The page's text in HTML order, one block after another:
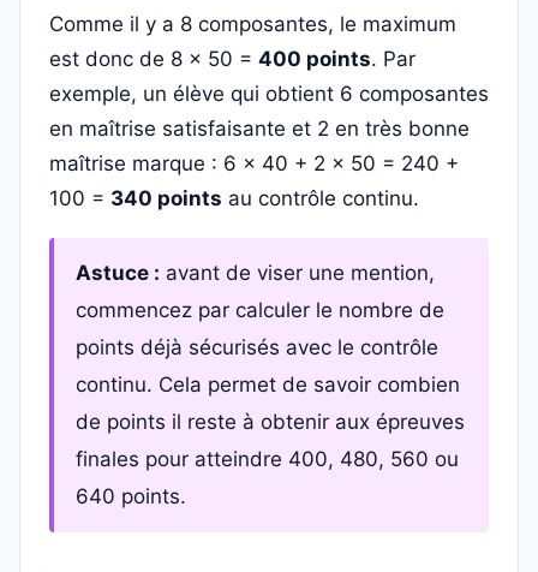
Comme il y a 8 composantes, le maximum
est donc de 8 × 50 = 400 points. Par
exemple, un élève qui obtient 6 composantes
en maîtrise satisfaisante et 2 en très bonne
maîtrise marque : 6 × 40 + 2 × 50 = 240 +
100 = 340 points au contrôle continu.
Astuce : avant de viser une mention,
commencez par calculer le nombre de
points déjà sécurisés avec le contrôle
continu. Cela permet de savoir combien
de points il reste à obtenir aux épreuves
finales pour atteindre 400, 480, 560 ou
640 points.